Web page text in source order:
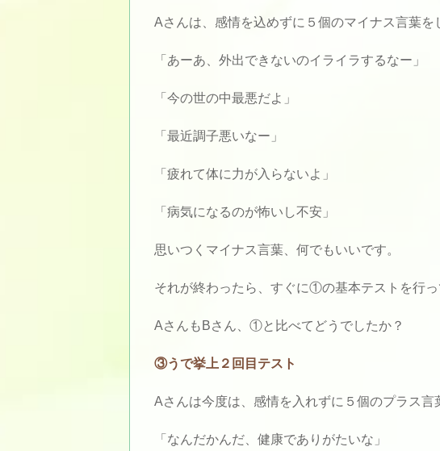
Aさんは、感情を込めずに５個のマイナス言葉を
「あーあ、外出できないのイライラするなー」
「今の世の中最悪だよ」
「最近調子悪いなー」
「疲れて体に力が入らないよ」
「病気になるのが怖いし不安」
思いつくマイナス言葉、何でもいいです。
それが終わったら、すぐに①の基本テストを行っ
AさんもBさん、①と比べてどうでしたか？
③うで挙上２回目テスト
Aさんは今度は、感情を入れずに５個のプラス言
「なんだかんだ、健康でありがたいな」